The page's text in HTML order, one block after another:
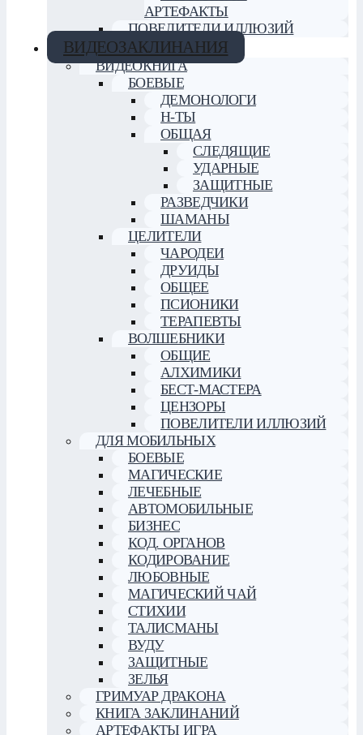
АРТЕФАКТЫ
ПОВЕЛИТЕЛИ ИЛЛЮЗИЙ
ВИДЕОЗАКЛИНАНИЯ
ВИДЕОКНИГА
БОЕВЫЕ
ДЕМОНОЛОГИ
Н-ТЫ
ОБЩАЯ
СЛЕДЯЩИЕ
УДАРНЫЕ
ЗАЩИТНЫЕ
РАЗВЕДЧИКИ
ШАМАНЫ
ЦЕЛИТЕЛИ
ЧАРОДЕИ
ДРУИДЫ
ОБЩЕЕ
ПСИОНИКИ
ТЕРАПЕВТЫ
ВОЛШЕБНИКИ
ОБЩИЕ
АЛХИМИКИ
БЕСТ-МАСТЕРА
ЦЕНЗОРЫ
ПОВЕЛИТЕЛИ ИЛЛЮЗИЙ
ДЛЯ МОБИЛЬНЫХ
БОЕВЫЕ
МАГИЧЕСКИЕ
ЛЕЧЕБНЫЕ
АВТОМОБИЛЬНЫЕ
БИЗНЕС
КОД. ОРГАНОВ
КОДИРОВАНИЕ
ЛЮБОВНЫЕ
МАГИЧЕСКИЙ ЧАЙ
СТИХИИ
ТАЛИСМАНЫ
ВУДУ
ЗАЩИТНЫЕ
ЗЕЛЬЯ
ГРИМУАР ДРАКОНА
КНИГА ЗАКЛИНАНИЙ
АРТЕФАКТЫ ИГРА